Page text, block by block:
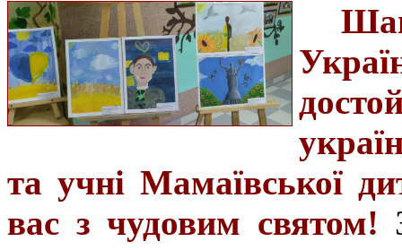
та учні Мамаївської
вас з чудовим святом!